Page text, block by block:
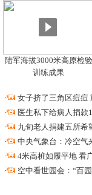
陆军海拔3000米高原检验
训练成果
·
女子挤了三角区痘痘
·
医生私下给病人捐款
·
九旬老人捐建五所希
·
中央气象台：冷空气
·
4米高桩如履平地 看
·
空中看世园会：“百